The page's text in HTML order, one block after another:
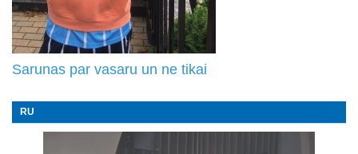
Sarunas par vasaru un ne tikai
RU